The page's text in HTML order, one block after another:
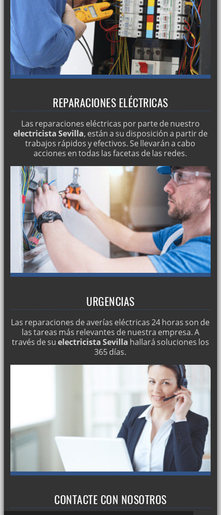
REPARACIONES ELÉCTRICAS
Las reparaciones eléctricas por parte de nuestro
electricista Sevilla, están a su disposición a partir de
trabajos rápidos y efectivos. Se llevarán a cabo
acciones en todas las facetas de las redes.
URGENCIAS
Las reparaciones de averías eléctricas 24 horas son de
las tareas más relevantes de nuestra empresa. A
través de suelectricista Sevilla hallará soluciones los
365 días.
CONTACTE CON NOSOTROS